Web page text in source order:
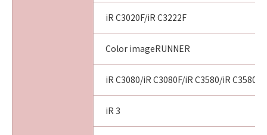
iR C3020F/iR C3222F
Color imageRUNNER
iR C3080/iR C3080F/iR C3580/iR C3580F
iR 3